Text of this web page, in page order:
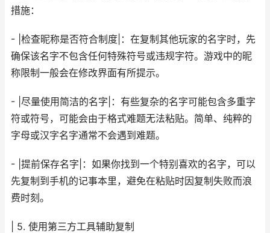
措施：
- |检查昵称是否符合制度|：在复制其他玩家的名字时，先
确保该名字不包含任何特殊符号或违规字符。游戏中的昵
称限制一般会在修改界面有所提示。
- |尽量使用简洁的名字|：有些复杂的名字可能包含多重字
符或符号，可能会由于格式难题无法粘贴。简单、纯粹的
字母或汉字名字通常不会遇到难题。
- |提前保存名字|：如果你找到一个特别喜欢的名字，可以
先复制到手机的记事本里，避免在粘贴时因复制失败而浪
费时刻。
| 5. 使用第三方工具辅助复制